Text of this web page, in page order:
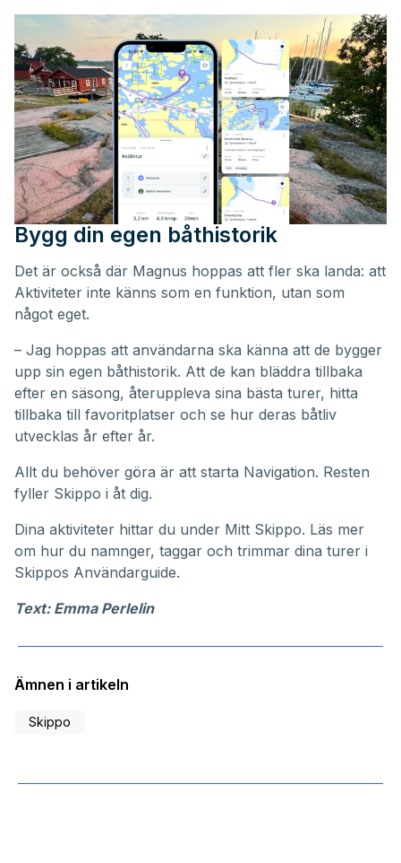
Bygg din egen båthistorik
Det är också där Magnus hoppas att fler ska landa: att
Aktiviteter inte känns som en funktion, utan som
något eget.
– Jag hoppas att användarna ska känna att de bygger
upp sin egen båthistorik. Att de kan bläddra tillbaka
efter en säsong, återuppleva sina bästa turer, hitta
tillbaka till favoritplatser och se hur deras båtliv
utvecklas år efter år.
Allt du behöver göra är att starta Navigation. Resten
fyller Skippo i åt dig.
Dina aktiviteter hittar du under Mitt Skippo. Läs mer
om hur du namnger, taggar och trimmar dina turer i
Skippos Användarguide.
Text: Emma Perlelin
Ämnen i artikeln
Skippo